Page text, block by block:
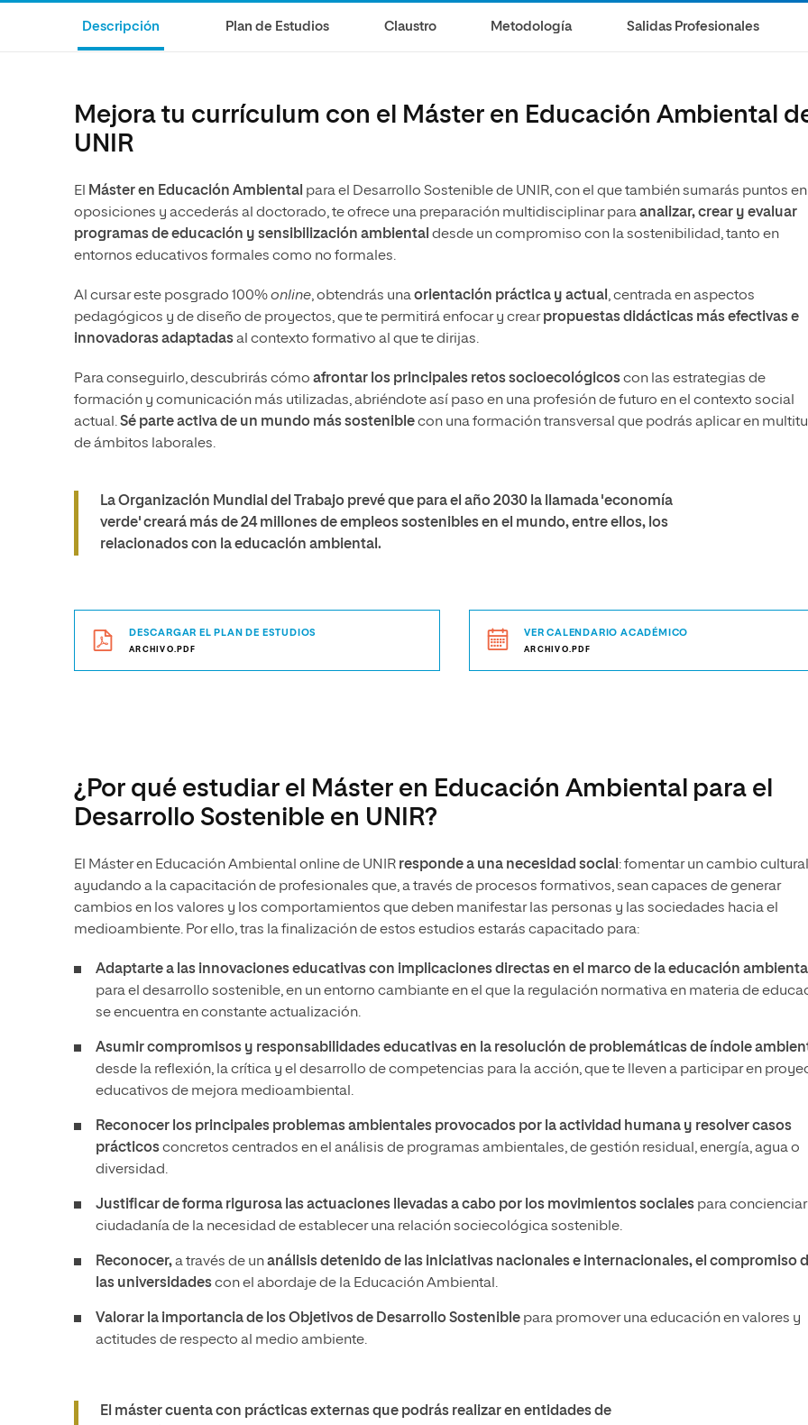
Música
Humanidades
Música
Descripción Plan de Estudios Claustro Metodología Salidas Profesionales
Mejora tu currículum con el Máster en Educación Ambiental
UNIR
El Máster en Educación Ambiental para el Desarrollo Sostenible de UNIR, con el que también sumarás puntos
oposiciones y accederás al doctorado, te ofrece una preparación multidisciplinar paraanalizar, crear y evaluar
programas de educación y sensibilización ambiental desde un compromiso con la sostenibilidad, tanto en
entornos educativos formales como no formales.
Al cursar este posgrado 100%online, obtendrás unaorientación práctica y actual , centrada en aspectos
pedagógicos y de diseño de proyectos, que te permitirá enfocar y crearpropuestas didácticas másefectivas e
innovadoras adaptadasal contexto formativo al que te dirijas.
Para conseguirlo, descubrirás cómo afrontar los principales retos socioecológicoscon las estrategias de
formación y comunicación más utilizadas, abriéndote así paso en una profesión de futuro en el contexto social
actual.Sé parte activa de un mundo más sosteniblecon una formación transversal que podrás aplicar en
de ámbitos laborales.
La Organización Mundial del Trabajo prevé que para el año 2030 la llamada 'economía
verde' creará más de 24 millones de empleos sostenibles en el mundo, entre ellos, los
relacionados con la educación ambiental.
DESCARGAR EL PLAN DE ESTUDIOS
ARCHIVO.PDF
VER CALENDARIO ACADÉMICO
ARCHIVO.PDF
¿Por qué estudiar el Máster en Educación Ambiental para el
Desarrollo Sostenible en UNIR?
El Máster en Educación Ambiental online de UNIR responde a una necesidad social : fomentar un cambio cultural
ayudando a la capacitación de profesionales que, a través de procesos formativos, sean capaces de generar
cambios en los valores y los comportamientos que deben manifestar las personas y las sociedades hacia el
medioambiente. Por ello, tras la finalización de estos estudios estarás capacitado para:
Adaptartea las innovaciones educativas con implicaciones directas en el marco de la educación
para el desarrollo sostenible, en un entorno cambiante en el que la regulación normativa en materia de
se encuentra en constante actualización.
Asumir compromisos y responsabilidades educativas en la resolución de problemáticas de índole
desde la reflexión, la crítica y el desarrollo de competencias para la acción, que te lleven a participar en
educativos de mejora medioambiental.
Reconocer los principales problemas ambientales provocados por la actividad humana y resolver casos
prácticosconcretos centrados en el análisis de programas ambientales, de gestión residual, energía, agua o
diversidad.
Justificar de forma rigurosa las actuaciones llevadas a cabo por los movimientos sociales para concienciar
ciudadanía de la necesidad de establecer una relación sociecológica sostenible.
Reconocer,a través de unanálisis detenido de las iniciativas nacionales e internacionales, el compromiso
las universidadescon el abordaje de la Educación Ambiental.
Valorar la importancia de los Objetivos de Desarrollo Sostenible para promover una educación en valores y
actitudes de respecto al medio ambiente.
El máster cuenta con prácticas externas que podrás realizar en entidades de